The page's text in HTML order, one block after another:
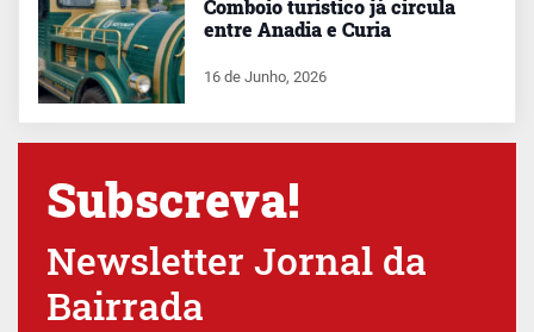
Comboio turístico já circula
entre Anadia e Curia
16 de Junho, 2026
Subscreva!
Newsletter Jornal da
Bairrada